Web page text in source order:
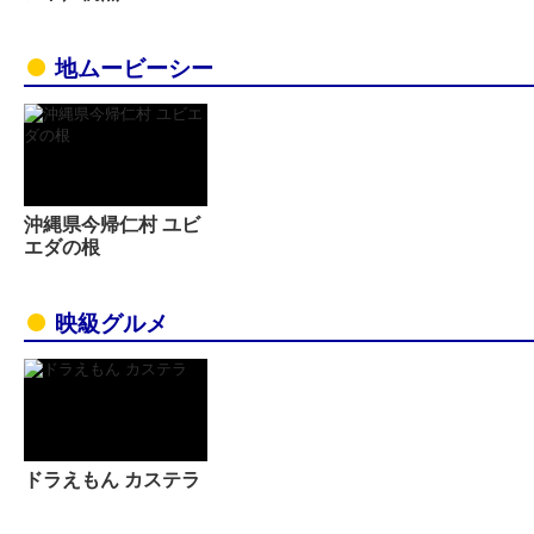
地ムービーシー
沖縄県今帰仁村 ユビ
エダの根
映級グルメ
ドラえもん カステラ